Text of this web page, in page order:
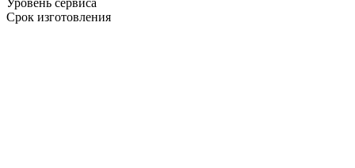
Срок изготовления